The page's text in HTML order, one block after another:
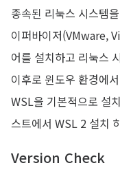
종속된 리눅스 시스템
이퍼바이저(VMware,
어를 설치하고 리눅스
이후로 윈도우 환경에
WSL을 기본적으로 설
스트에서 WSL 2 설치
Version Check